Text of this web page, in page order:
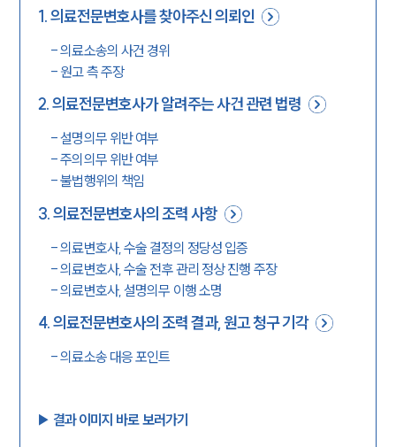
1.의료전문변호사를 찾아주신 의뢰인
-의료소송의 사건 경위
- 원고 측 주장
2.의료전문변호사가 알려주는 사건 관련 법령
-설명의무 위반 여부
-주의의무 위반 여부
-불법행위의 책임
3.의료전문변호사의 조력 사항
-의료변호사, 수술 결정의 정당성 입증
-의료변호사, 수술 전후 관리 정상 진행 주장
-의료변호사, 설명의무 이행 소명
4.의료전문변호사의 조력 결과, 원고 청구 기각
-의료소송 대응 포인트
▶︎ 결과 이미지 바로 보러가기